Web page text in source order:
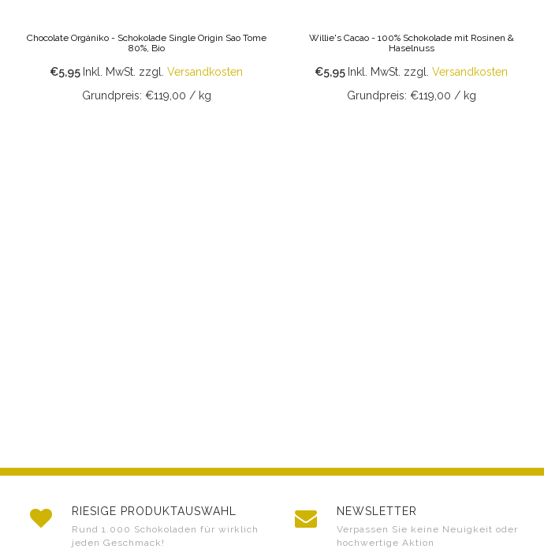
Chocolate Orgániko - Schokolade Single Origin Sao Tome
80%, Bio
€5,95 Inkl. MwSt. zzgl. Versandkosten
Grundpreis: €119,00 / kg
Willie's Cacao - 100% Schokolade mit Rosinen &
Haselnuss
€5,95 Inkl. MwSt. zzgl. Versandkosten
Grundpreis: €119,00 / kg
RIESIGE PRODUKTAUSWAHL
Rund 1.000 Schokoladen für wirklich
jeden Geschmack!
NEWSLETTER
Verpassen Sie keine Neuigkeit oder
hochwertige Aktion